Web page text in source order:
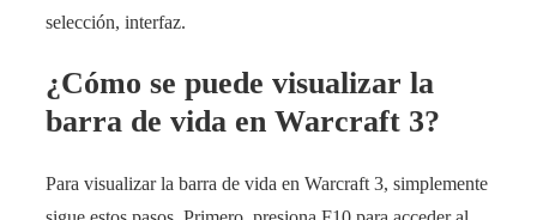
selección, interfaz.
¿Cómo se puede visualizar la
barra de vida en Warcraft 3?
Para visualizar la barra de vida en Warcraft 3, simplemente